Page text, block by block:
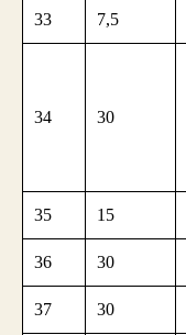
33 7,5
34 30
35 15
36 30
37 30